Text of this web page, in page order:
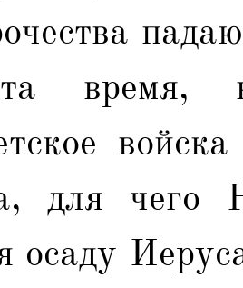
время,
для чего
осаду